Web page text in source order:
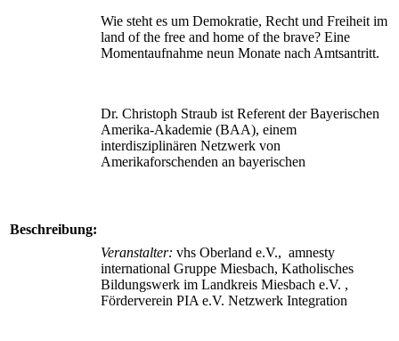
Beschreibung:
Wie steht es um Demokratie, Recht und Freiheit im
land of the free and home of the brave? Eine
Momentaufnahme neun Monate nach Amtsantritt.
Dr. Christoph Straub ist Referent der Bayerischen
Amerika-Akademie (BAA), einem
interdisziplinären Netzwerk von
Amerikaforschenden an bayerischen
Veranstalter: vhs Oberland e.V., amnesty
international Gruppe Miesbach, Katholisches
Bildungswerk im Landkreis Miesbach e.V. ,
Förderverein PIA e.V. Netzwerk Integration